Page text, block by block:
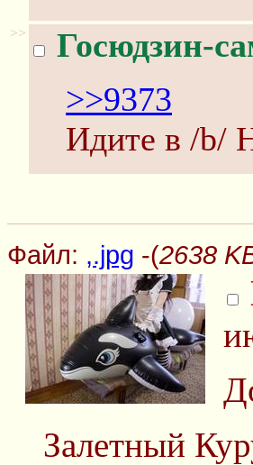
>> Госюдзин-
>>9373
Идите в /b/
Файл: ,.jpg -(2638
Залетный